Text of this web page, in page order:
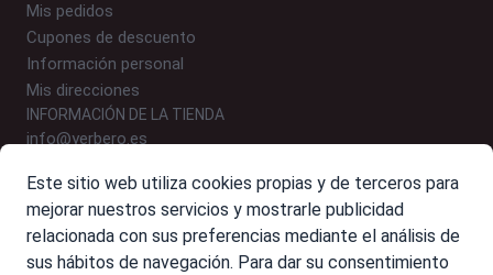
Ver más
Mis pedidos
Cupones de descuento
Información personal
Mis direcciones
INFORMACIÓN DE LA TIENDA
info@yerbero.es
Polígono Malpica, Calle E, Nº 9-10, 50016 Zaragoza
Este sitio web utiliza cookies propias y de terceros para
mejorar nuestros servicios y mostrarle publicidad
relacionada con sus preferencias mediante el análisis de
sus hábitos de navegación. Para dar su consentimiento